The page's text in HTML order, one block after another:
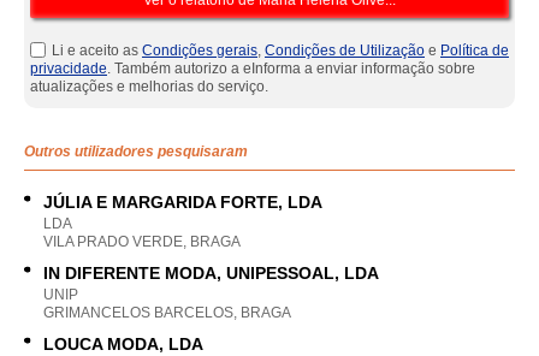
Li e aceito as Condições gerais, Condições de Utilização e Política de
privacidade. Também autorizo a eInforma a enviar informação sobre
atualizações e melhorias do serviço.
Outros utilizadores pesquisaram
JÚLIA E MARGARIDA FORTE, LDA
LDA
VILA PRADO VERDE, BRAGA
IN DIFERENTE MODA, UNIPESSOAL, LDA
UNIP
GRIMANCELOS BARCELOS, BRAGA
LOUCA MODA, LDA